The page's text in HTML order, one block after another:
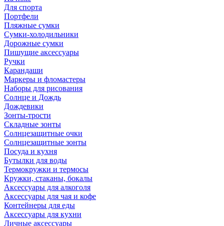
Для спорта
Портфели
Пляжные сумки
Сумки-холодильники
Дорожные сумки
Пишущие аксессуары
Ручки
Карандаши
Маркеры и фломастеры
Наборы для рисования
Солнце и Дождь
Дождевики
Зонты-трости
Складные зонты
Солнцезащитные очки
Солнцезащитные зонты
Посуда и кухня
Бутылки для воды
Термокружки и термосы
Кружки, стаканы, бокалы
Аксессуары для алкоголя
Аксессуары для чая и кофе
Контейнеры для еды
Аксессуары для кухни
Личные аксессуары